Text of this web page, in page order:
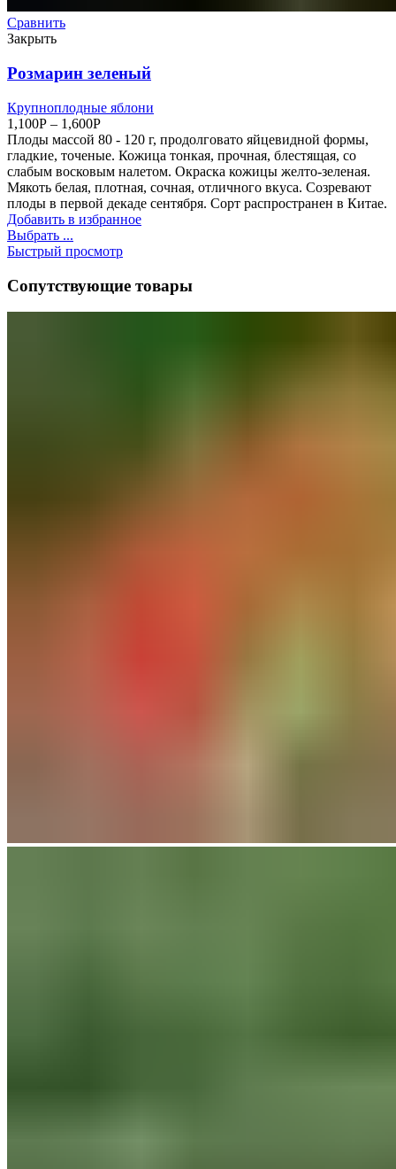
Сравнить
Закрыть
Розмарин зеленый
Крупноплодные яблони
1,100Р – 1,600Р
Плоды массой 80 - 120 г, продолговато яйцевидной формы,
гладкие, точеные. Кожица тонкая, прочная, блестящая, со
слабым восковым налетом. Окраска кожицы желто-зеленая.
Мякоть белая, плотная, сочная, отличного вкуса. Созревают
плоды в первой декаде сентября. Сорт распространен в Китае.
Добавить в избранное
Выбрать ...
Быстрый просмотр
Сопутствующие товары